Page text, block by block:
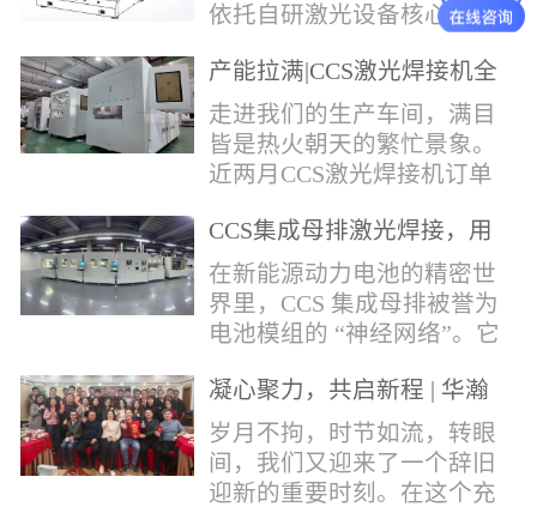
依托自研激光设备核心技
环挤压成型机、多功能锡环
卷绕成型机，两套专业锡环
制备设备，预制标准化锡环
搭配激光定点熔锡工艺，从
方位解决精密电子量产焊接
痛点。预制锡环焊接工艺预
制锡环焊接工艺，核心优势
明显：1.锡料定量可控：锡
环设备提前卷绕/挤压成型，
每一枚锡环锡含量标准化，
激光一次性熔融，焊点大
小、锡厚高度统一...
产能拉满|CCS激光焊接机全
力量产冲刺
走进我们的生产车间，满目
皆是热火朝天的繁忙景象。
近两月CCS激光焊接机订单
和，全员火力全开，全力奔
赴交付节点，用硬核产能响
应市场需求，用严苛品质回
馈每一份客户信任。市场认
的技术、高效智能的生产优
势与零缺陷的品控标准，我
们的CCS激光焊接机持续斩
获大量订单，近两月产能全
开、排期紧凑，生产线有序
CCS集成母排激光焊接，用
微米级工艺守护新能源电池
生命线
在新能源动力电池的精密世
界里，CCS 集成母排被誉为
电池模组的 “神经网络”。它
电，更承载着电压、温度信
号的实时采集，是连接电芯
与BMS电池管理系统的关键
桥梁。而连接这一切的，正
凝心聚力，共启新程 | 华瀚
激光年度盛典
岁月不拘，时节如流，转眼
间，我们又迎来了一个辞旧
迎新的重要时刻。在这个充